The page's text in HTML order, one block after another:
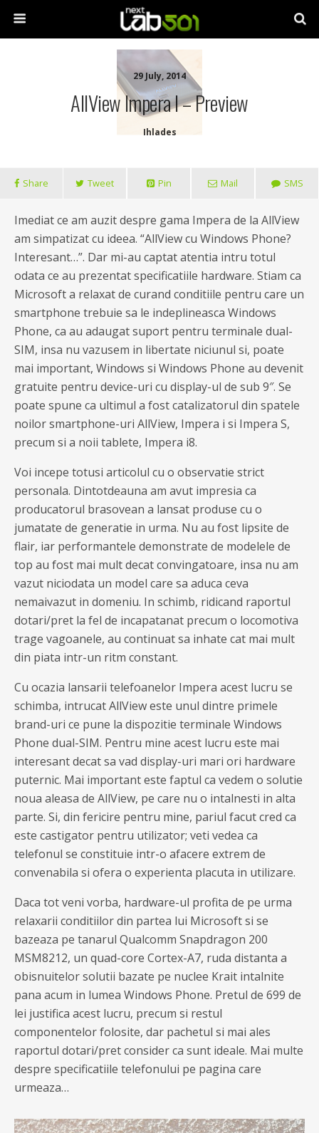
29 July, 2014
AllView Impera I – Preview
Ihlades
Share Tweet Pin Mail SMS
Imediat ce am auzit despre gama Impera de la AllView
am simpatizat cu ideea. “AllView cu Windows Phone?
Interesant…”. Dar mi-au captat atentia intru totul
odata ce au prezentat specificatiile hardware. Stiam ca
Microsoft a relaxat de curand conditiile pentru care un
smartphone trebuie sa le indeplineasca Windows
Phone, ca au adaugat suport pentru terminale dual-
SIM, insa nu vazusem in libertate niciunul si, poate
mai important, Windows si Windows Phone au devenit
gratuite pentru device-uri cu display-ul de sub 9″. Se
poate spune ca ultimul a fost catalizatorul din spatele
noilor smartphone-uri AllView, Impera i si Impera S,
precum si a noii tablete, Impera i8.
Voi incepe totusi articolul cu o observatie strict
personala. Dintotdeauna am avut impresia ca
producatorul brasovean a lansat produse cu o
jumatate de generatie in urma. Nu au fost lipsite de
flair, iar performantele demonstrate de modelele de
top au fost mai mult decat convingatoare, insa nu am
vazut niciodata un model care sa aduca ceva
nemaivazut in domeniu. In schimb, ridicand raportul
dotari/pret la fel de incapatanat precum o locomotiva
trage vagoanele, au continuat sa inhate cat mai mult
din piata intr-un ritm constant.
Cu ocazia lansarii telefoanelor Impera acest lucru se
schimba, intrucat AllView este unul dintre primele
brand-uri ce pune la dispozitie terminale Windows
Phone dual-SIM. Pentru mine acest lucru este mai
interesant decat sa vad display-uri mari ori hardware
puternic. Mai important este faptul ca vedem o solutie
noua aleasa de AllView, pe care nu o intalnesti in alta
parte. Si, din fericire pentru mine, pariul facut cred ca
este castigator pentru utilizator; veti vedea ca
telefonul se constituie intr-o afacere extrem de
convenabila si ofera o experienta placuta in utilizare.
Daca tot veni vorba, hardware-ul profita de pe urma
relaxarii conditiilor din partea lui Microsoft si se
bazeaza pe tanarul Qualcomm Snapdragon 200
MSM8212, un quad-core Cortex-A7, ruda distanta a
obisnuitelor solutii bazate pe nuclee Krait intalnite
pana acum in lumea Windows Phone. Pretul de 699 de
lei justifica acest lucru, precum si restul
componentelor folosite, dar pachetul si mai ales
raportul dotari/pret consider ca sunt ideale. Mai multe
despre specificatiile telefonului pe pagina care
urmeaza…